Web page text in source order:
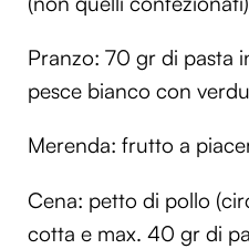
Pranzo: 70 gr di pasta
pesce bianco con
Merenda: frutto a
Cena: petto di pollo
cotta e max. 40 gr di